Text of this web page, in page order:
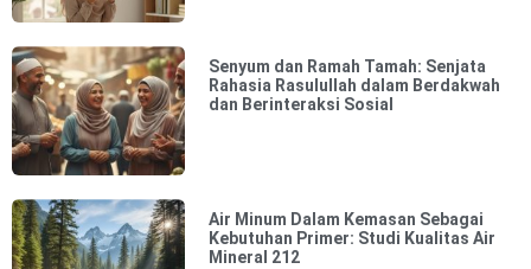
Senyum dan Ramah Tamah: Senjata
Rahasia Rasulullah dalam Berdakwah
dan Berinteraksi Sosial
Air Minum Dalam Kemasan Sebagai
Kebutuhan Primer: Studi Kualitas Air
Mineral 212